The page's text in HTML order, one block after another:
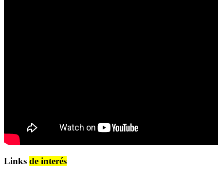
Links de interés